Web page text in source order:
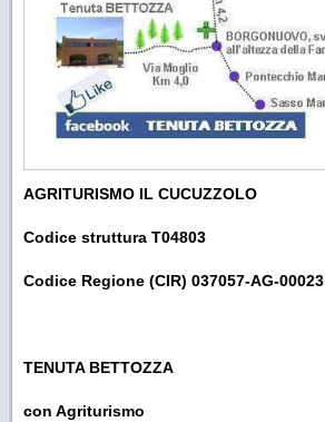
AGRITURISMO IL CUCUZZOLO
Codice struttura T04803
Codice Regione (CIR) 037057-AG-00023
TENUTA BETTOZZA
con Agriturismo